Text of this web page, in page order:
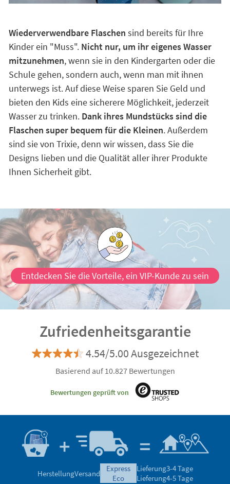
Wiederverwendbare Flaschen sind bereits für Ihre
Kinder ein "Muss". Nicht nur, um ihr eigenes Wasser
mitzunehmen, wenn sie in den Kindergarten oder die
Schule gehen, sondern auch, wenn man mit ihnen
unterwegs ist. Auf diese Weise sparen Sie Geld und
bieten den Kids eine sicherere Möglichkeit, jederzeit
Wasser zu trinken. Dank ihres Mundstücks sind die
Flaschen super bequem für die Kleinen. Außerdem
sind sie von Trixie, denn wir wissen, dass Sie die
Designs lieben und die Qualität aller ihrer Produkte
Ihnen Sicherheit gibt.
Entdecken Sie die Vorteile, ein VIP-Kunde zu sein
Zufriedenheitsgarantie
4.54/5.00 Ausgezeichnet
Basierend auf 10.827 Bewertungen
Bewertungen geprüft von
HerstellungVersand
express
eco
Lieferung3-4 Tage
Lieferung4-5 Tage